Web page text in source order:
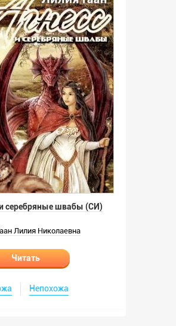
и серебряные швабы (СИ)
Лилия Николаевна
Читать
Непохожа